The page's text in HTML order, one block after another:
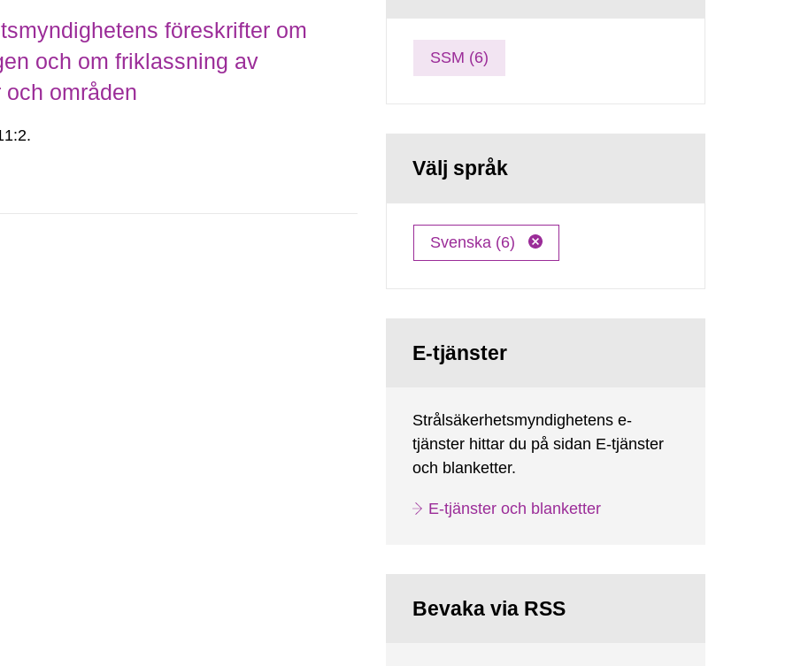
föreskrifter om
och om friklassning av
områden
SSM (6)
Välj språk
Svenska (6)
E-tjänster
Strålsäkerhetsmyndighetens e-
tjänster hittar du på sidan E-tjänster
och blanketter.
E-tjänster och blanketter
Bevaka via RSS